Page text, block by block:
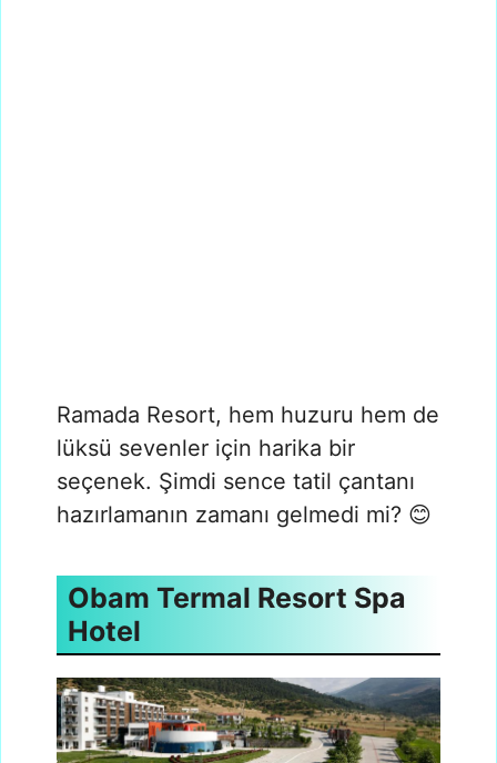
Ramada Resort, hem huzuru hem de
lüksü sevenler için harika bir
seçenek. Şimdi sence tatil çantanı
hazırlamanın zamanı gelmedi mi? 😊
Obam Termal Resort Spa
Hotel